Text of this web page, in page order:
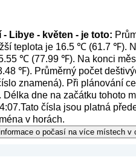
Libye - květen - je toto:
teplota je 16.5 ℃ (61.7 ℉).
℃ (77.99 ℉). Na konci
℉). Průměrný počet
znamená). Při plánování
Délka dne na začátku tohoto
čísla jsou platná
v horách.
o počasí na více místech v